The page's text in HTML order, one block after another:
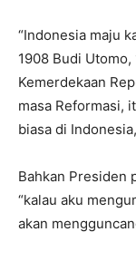
“Indonesia maju
1908 Budi
Kemerdekaan
masa Reformasi,
biasa di
Bahkan Presiden
“kalau aku
akan